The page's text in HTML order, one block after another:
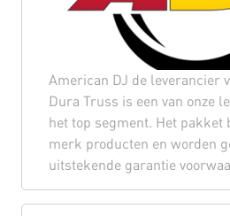
American DJ de leverancier
Dura Truss is een van onze
het top segment. Het
merk producten en worden
uitstekende garantie